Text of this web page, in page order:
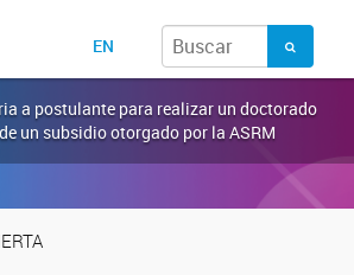
EN
a postulante para realizar un doctorado
un subsidio otorgado por la ASRM